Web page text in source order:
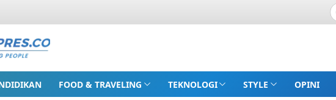
FOOD & TRAVELING TEKNOLOGI STYLE OPINI